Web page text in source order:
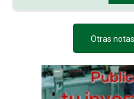
Otras